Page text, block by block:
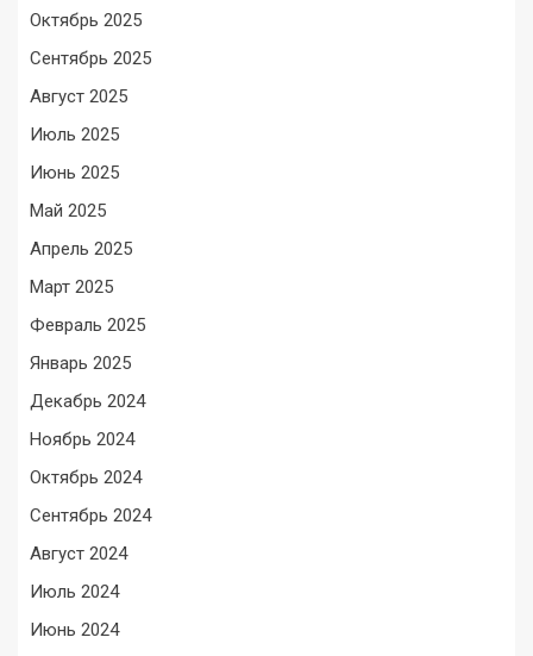
Октябрь 2025
Сентябрь 2025
Август 2025
Июль 2025
Июнь 2025
Май 2025
Апрель 2025
Март 2025
Февраль 2025
Январь 2025
Декабрь 2024
Ноябрь 2024
Октябрь 2024
Сентябрь 2024
Август 2024
Июль 2024
Июнь 2024